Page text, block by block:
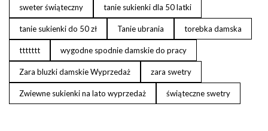
sweter świąteczny tanie sukienki dla 50 latki
tanie sukienki do 50 zł Tanie ubrania torebka damska
ttttttt wygodne spodnie damskie do pracy
Zara bluzki damskie Wyprzedaż zara swetry
Zwiewne sukienki na lato wyprzedaż świąteczne swetry